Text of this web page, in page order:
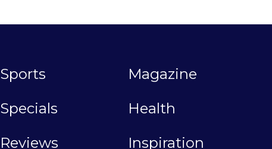
Sports
Magazine
Specials
Health
Reviews Inspiration